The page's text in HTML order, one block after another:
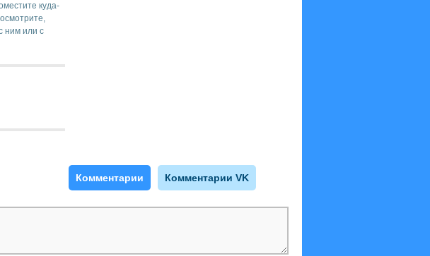
куда-
ним или с
Комментарии Комментарии VK